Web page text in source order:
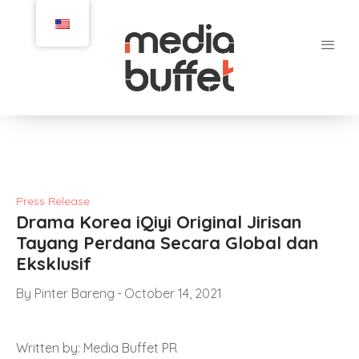
Press Release
Drama Korea iQiyi Original Jirisan
Tayang Perdana Secara Global dan
Eksklusif
By Pinter Bareng October 14, 2021
Written by: Media Buffet PR